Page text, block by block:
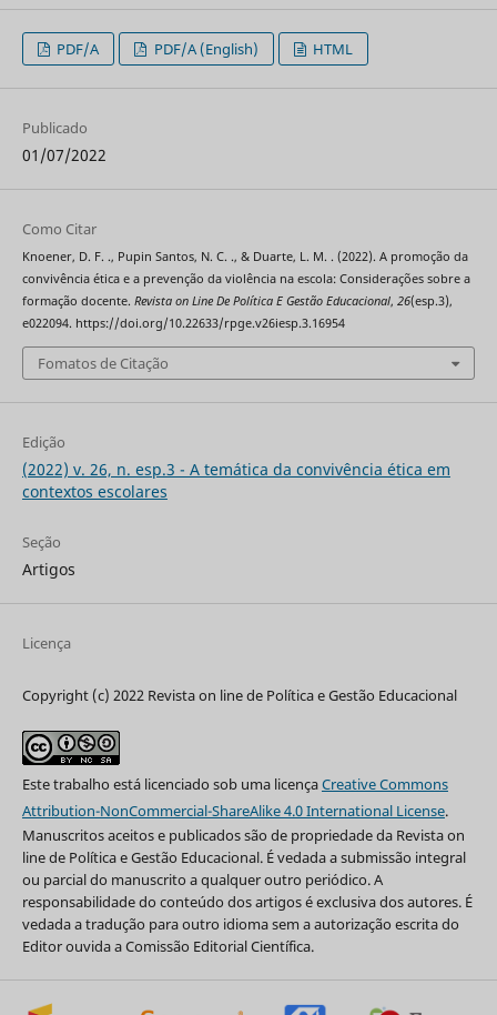
PDF/A PDF/A (English) HTML
Publicado
01/07/2022
Como Citar
Knoener, D. F. ., Pupin Santos, N. C. ., & Duarte, L. M. . (2022). A promoção da
convivência ética e a prevenção da violência na escola: Considerações sobre a
formação docente. Revista on Line De Política E Gestão Educacional, 26(esp.3),
e022094. https://doi.org/10.22633/rpge.v26iesp.3.16954
Fomatos de Citação
Edição
(2022) v. 26, n. esp.3 - A temática da convivência ética em
contextos escolares
Seção
Artigos
Licença
Copyright (c) 2022 Revista on line de Política e Gestão Educacional
Este trabalho está licenciado sob uma licençaCreative Commons
Attribution-NonCommercial-ShareAlike 4.0 International License.
Manuscritos aceitos e publicados são de propriedade da Revista on
line de Política e Gestão Educacional. É vedada a submissão integral
ou parcial do manuscrito a qualquer outro periódico. A
responsabilidade do conteúdo dos artigos é exclusiva dos autores. É
vedada a tradução para outro idioma sem a autorização escrita do
Editor ouvida a Comissão Editorial Científica.